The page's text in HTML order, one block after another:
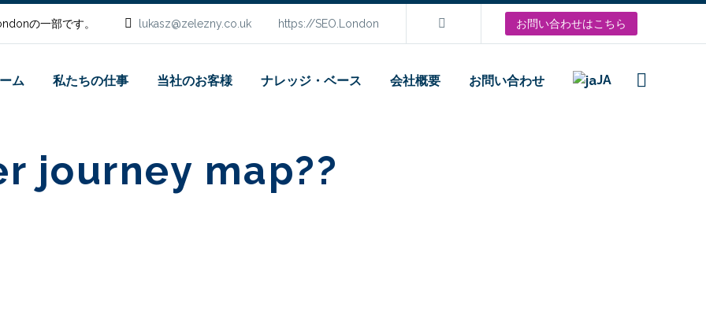
の一部です。 lukasz@zelezny.co.uk https://SEO.London お問い合わせはこちら
ム 私たちの仕事 当社のお客様 ナレッジ・ベース 会社概要 お問い合わせ JA
journey map??